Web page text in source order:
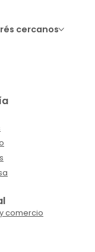
cercanos
comercio